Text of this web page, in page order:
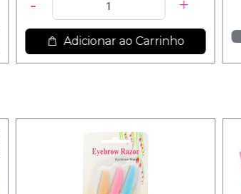
Adicionar ao Carrinho